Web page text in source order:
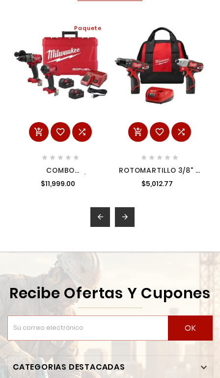
Paquete
  
    
COMBO
ROTOMARTILLO 1/2" +
ATORNILLADOR DE
$11,999.00
  
    
ROTOMARTILLO 3/8" Y
LLAVE DE IMPACTO
1/4" 12 VOLTS
$5,012.77
 
Recibe Ofertas Y Cupones
OK
CATEGORIAS DESTACADAS 